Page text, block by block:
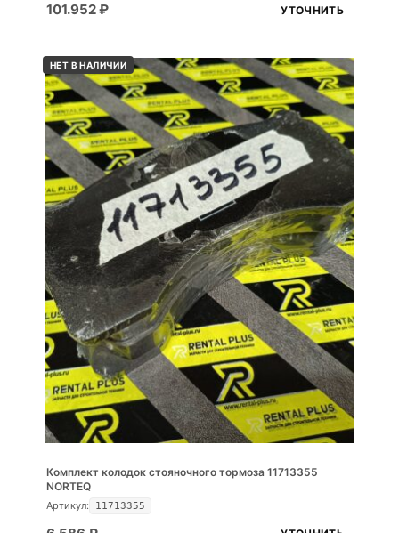
101.952₽ УТОЧНИТЬ
НЕТ В НАЛИЧИИ
Комплект колодок стояночного тормоза 11713355
NORTEQ
Артикул: 11713355